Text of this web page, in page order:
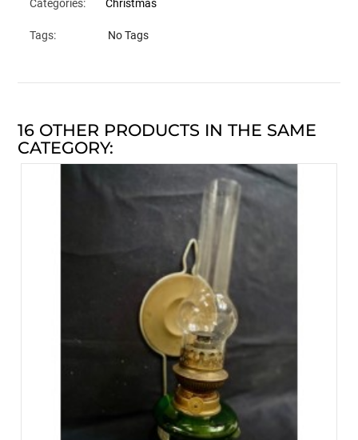
Categories: Christmas
Tags: No Tags
16 OTHER PRODUCTS IN THE SAME
CATEGORY: